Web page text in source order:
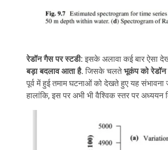
रेडॉन गैस पर स्टडी: इसके अलावा कई बार ऐसा
बड़ा बदलाव आता है. जिसके चलतेभूकंप को रेडॉन
पूर्व में हुई तमाम घटनाओं को देखते हुए यह
हालांकि, इस पर अभी भी वैश्विक स्तर पर अध्ययन